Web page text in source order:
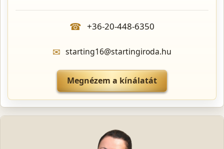
☎ +36-20-448-6350
✉ starting16@startingiroda.hu
Megnézem a kínálatát